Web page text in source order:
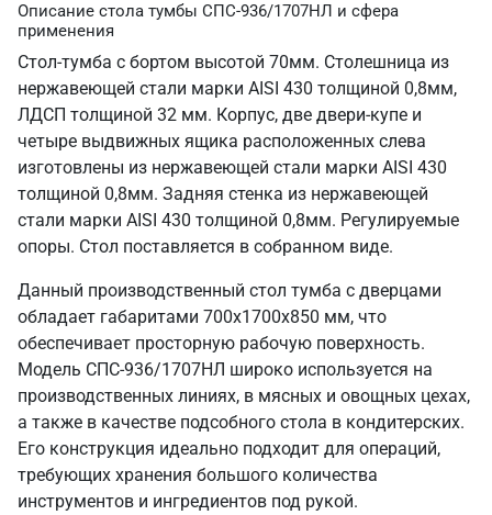
Описание стола тумбы СПС-936/1707НЛ и сфера
применения
Стол-тумба с бортом высотой 70мм. Столешница из
нержавеющей стали марки AISI 430 толщиной 0,8мм,
ЛДСП толщиной 32 мм. Корпус, две двери-купе и
четыре выдвижных ящика расположенных слева
изготовлены из нержавеющей стали марки AISI 430
толщиной 0,8мм. Задняя стенка из нержавеющей
стали марки AISI 430 толщиной 0,8мм. Регулируемые
опоры. Стол поставляется в собранном виде.
Данный производственный стол тумба с дверцами
обладает габаритами 700х1700х850 мм, что
обеспечивает просторную рабочую поверхность.
Модель СПС-936/1707НЛ широко используется на
производственных линиях, в мясных и овощных цехах,
а также в качестве подсобного стола в кондитерских.
Его конструкция идеально подходит для операций,
требующих хранения большого количества
инструментов и ингредиентов под рукой.